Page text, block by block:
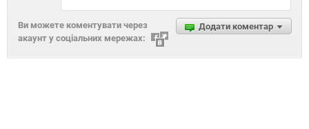
Додати коментар
Ви можете коментувати через
акаунт у соціальних мережах: